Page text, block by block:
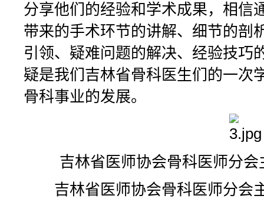
分享他们的经验和学术成果，相信
带来的手术环节的讲解、细节的剖
引领、疑难问题的解决、经验技巧
疑是我们吉林省骨科医生们的一次
骨科事业的发展。
吉林省医师协会骨科医师分
吉林省医师协会骨科医师分会